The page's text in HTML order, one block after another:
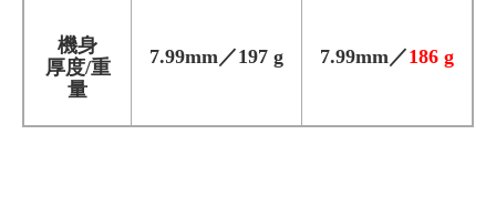
機身
厚度/重
量
7.99mm／197 g 7.99mm／186 g